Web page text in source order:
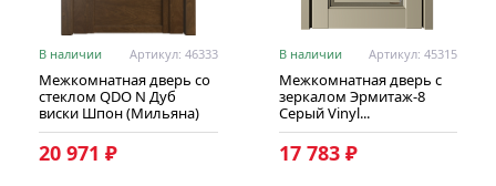
В наличии Артикул: 46333
Межкомнатная дверь со
стеклом QDO N Дуб
виски Шпон (Мильяна)
20 971 ₽
В наличии Артикул: 45315
Межкомнатная дверь с
зеркалом Эрмитаж-8
Серый Vinyl...
17 783 ₽